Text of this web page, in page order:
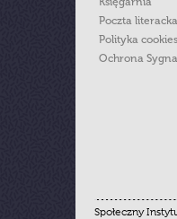
Poczta literacka
Polityka cookies
Ochrona
Społeczny